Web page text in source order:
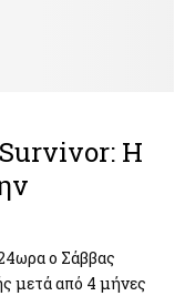
Η
ο Σάββας
μετά από 4 μήνες